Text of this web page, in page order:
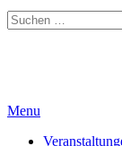
Suchen
nach:
Menu